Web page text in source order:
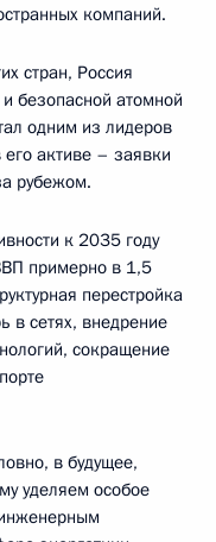
компаний.
стран, Россия
безопасной атомной
одним из лидеров
активе – заявки
рубежом.
к 2035 году
примерно в 1,5
перестройка
в сетях, внедрение
сокращение
в будущее,
уделяем особое